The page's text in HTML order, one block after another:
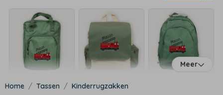
Meer
Tassen Kinderrugzakken